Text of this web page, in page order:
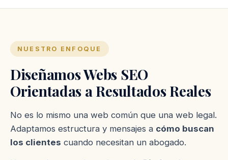
NUESTRO ENFOQUE
Diseñamos Webs SEO
Orientadas a Resultados Reales
No es lo mismo una web común que una web legal.
Adaptamos estructura y mensajes a cómo buscan
los clientes cuando necesitan un abogado.